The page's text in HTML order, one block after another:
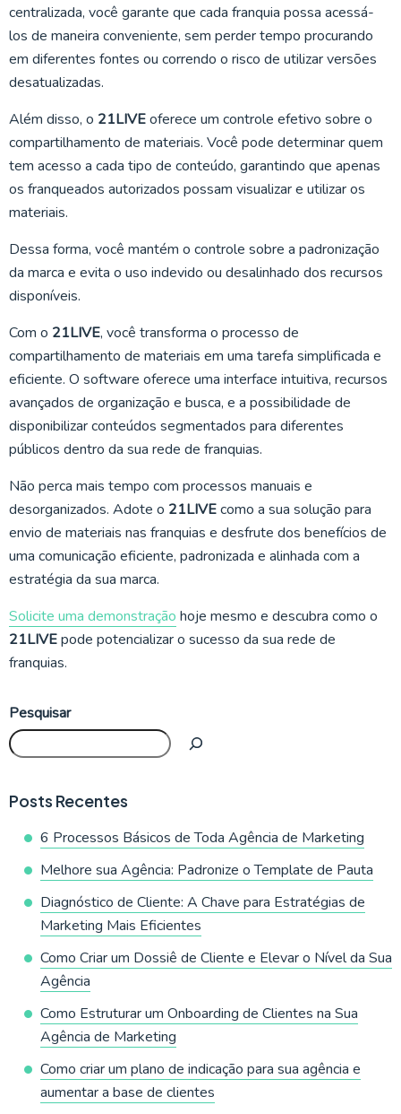
centralizada, você garante que cada franquia possa acessá-
los de maneira conveniente, sem perder tempo procurando
em diferentes fontes ou correndo o risco de utilizar versões
desatualizadas.
Além disso, o 21LIVEoferece um controle efetivo sobre o
compartilhamento de materiais. Você pode determinar quem
tem acesso a cada tipo de conteúdo, garantindo que apenas
os franqueados autorizados possam visualizar e utilizar os
materiais.
Dessa forma, você mantém o controle sobre a padronização
da marca e evita o uso indevido ou desalinhado dos recursos
disponíveis.
Com o 21LIVE, você transforma o processo de
compartilhamento de materiais em uma tarefa simplificada e
eficiente. O software oferece uma interface intuitiva, recursos
avançados de organização e busca, e a possibilidade de
disponibilizar conteúdos segmentados para diferentes
públicos dentro da sua rede de franquias.
Não perca mais tempo com processos manuais e
desorganizados. Adote o 21LIVEcomo a sua solução para
envio de materiais nas franquias e desfrute dos benefícios de
uma comunicação eficiente, padronizada e alinhada com a
estratégia da sua marca.
Solicite uma demonstração hoje mesmo e descubra como o
21LIVEpode potencializar o sucesso da sua rede de
franquias.
Pesquisar
Posts Recentes
6 Processos Básicos de Toda Agência de Marketing
Melhore sua Agência: Padronize o Template de Pauta
Diagnóstico de Cliente: A Chave para Estratégias de
Marketing Mais Eficientes
Como Criar um Dossiê de Cliente e Elevar o Nível da Sua
Agência
Como Estruturar um Onboarding de Clientes na Sua
Agência de Marketing
Como criar um plano de indicação para sua agência e
aumentar a base de clientes